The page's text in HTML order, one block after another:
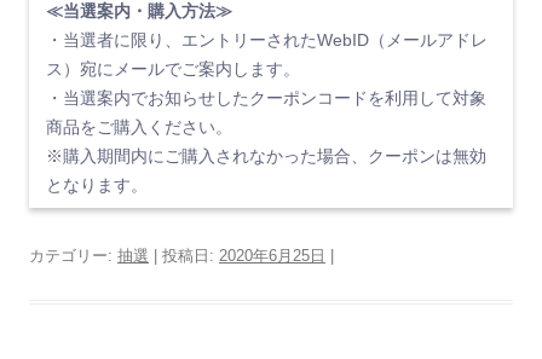
≪当選案内・購入方法≫
・当選者に限り、エントリーされたWebID（メールアドレ
ス）宛にメールでご案内します。
・当選案内でお知らせしたクーポンコードを利用して対象
商品をご購入ください。
※購入期間内にご購入されなかった場合、クーポンは無効
となります。
カテゴリー: 抽選 | 投稿日: 2020年6月25日